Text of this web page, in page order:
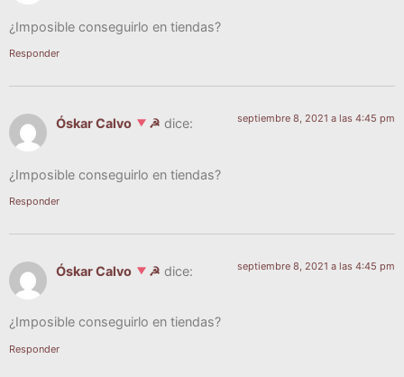
¿Impo­si­ble con­se­guir­lo en tiendas?
Responder
Óskar Calvo ☭ dice: septiembre 8, 2021 a las 4:45 pm
¿Impo­si­ble con­se­guir­lo en tiendas?
Responder
Óskar Calvo ☭ dice: septiembre 8, 2021 a las 4:45 pm
¿Impo­si­ble con­se­guir­lo en tiendas?
Responder